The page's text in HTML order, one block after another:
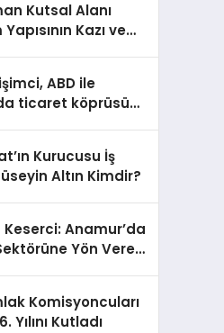
Kutsal Alanı
Kazı ve
Tamamlandı
ABD ile
ticaret köprüsü
Kurucusu İş
Altın Kimdir?
Keserci: Anamur’da
Yön Veren
Komisyoncuları
Yılını Kutladı